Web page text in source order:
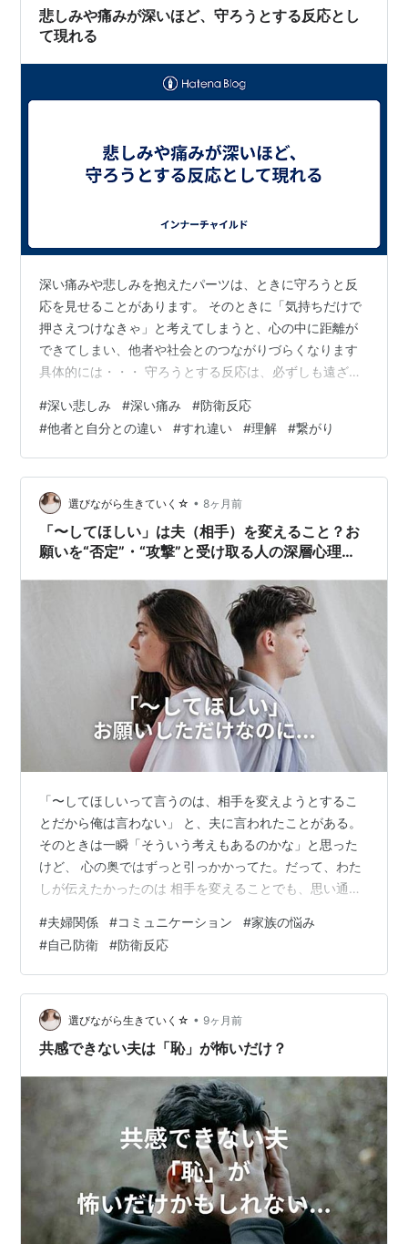
仕組みが人間とまったく別物だということではない。 む
しろ逆である。 AI…
悲しみや痛みが深いほど、守ろうとする反応とし
て現れる
深い痛みや悲しみを抱えたパーツは、ときに守ろうと反
応を見せることがあります。 そのときに「気持ちだけで
押さえつけなきゃ」と考えてしまうと、心の中に距離が
できてしまい、他者や社会とのつながりづらくなります
具体的には・・・ 守ろうとする反応は、必ずしも遠ざけ
の言葉を深く受け取りすぎてしまったり、些細な違いに
敏感になったり、沈黙や距離を置くという形で表に出る
こともあります。 それらはすべて、心が「これ以上傷つ
きたくない」とう心の動きであり、本来はとても健気な
働きです。 けれど、その守りの反応が強くなるほど、私
たちは相手の背景や気持ちを受け止められ…
#深い悲しみ #深い痛み #防衛反応
#他者と自分との違い #すれ違い #理解 #繋がり
選びながら生きていく☆ • 8ヶ月前
「〜してほしい」は夫（相手）を変えること？お
願いを“否定”・“攻撃”と受け取る人の深層心理
「〜してほしいって言うのは、相手を変えようとするこ
とだから俺は言わない」 と、夫に言われたことがある。
そのときは一瞬「そういう考えもあるのかな」と思った
けど、 心の奥ではずっと引っかかってた。だって、わた
しが伝えたかったのは 相手を変えることでも、思い通り
いだったから。なのに夫にとっては、それが 否定・攻
撃・コントロール… そんなふうに聞こえてしまうらし
い。この違和感の正体ってなんなんだろう？ 本当に「お
願い＝相手を変えること」なの？わたしたち夫婦のズレ
を振り返ってみると、 お願いを攻撃と誤解してしまう夫
の心のクセが 大きく関係している気がし…
#夫婦関係 #コミュニケーション #家族の悩み
#自己防衛 #防衛反応
選びながら生きていく☆ • 9ヶ月前
共感できない夫は「恥」が怖いだけ？